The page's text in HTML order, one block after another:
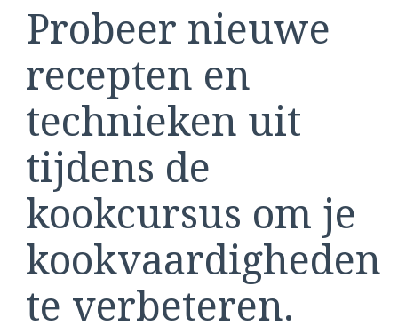
Probeer nieuwe
recepten en
technieken uit
tijdens de
kookcursus om je
kookvaardigheden
te verbeteren.